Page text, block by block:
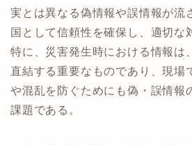
実とは異なる偽情報や誤情報が流
国として信頼性を確保し、適切な
特に、災害発生時における情報は
直結する重要なものであり、現場
や混乱を防ぐためにも偽・誤情報
課題である。